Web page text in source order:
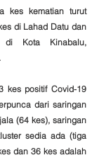
kes kematian turut
di Lahad Datu dan
di Kota Kinabalu,
kes positif Covid-19
dari saringan
(64 kes), saringan
sedia ada (tiga
dan 36 kes adalah